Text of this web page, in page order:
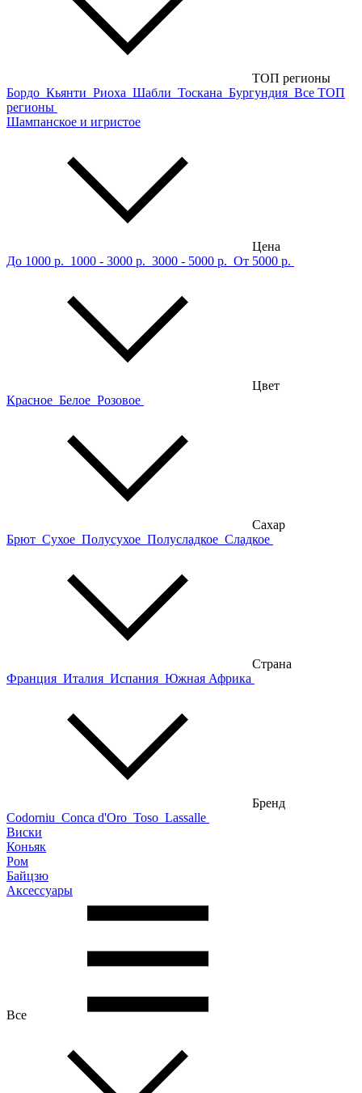
ТОП регионы
Бордо Кьянти Риоха Шабли Тоскана Бургундия Все ТОП
регионы
Шампанское и игристое
Цена
До 1000 р. 1000 - 3000 р. 3000 - 5000 р. От 5000 р.
Цвет
Красное Белое Розовое
Сахар
Брют Сухое Полусухое Полусладкое Сладкое
Страна
Франция Италия Испания Южная Африка
Бренд
Codorniu Conca d'Oro Toso Lassalle
Виски
Коньяк
Ром
Байцзю
Аксессуары
Все